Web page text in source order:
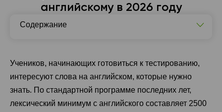
английскому в 2026 году
Содержание
темам и уровням
Учеников, начинающих готовиться к тестированию,
интересуют слова на английском, которые нужно
знать. По стандартной программе последних лет,
лексический минимум с английского составляет 2500